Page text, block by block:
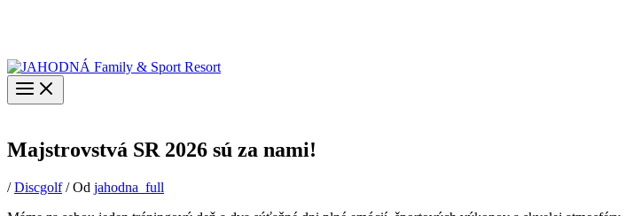
Majstrovstvá SR 2026 sú za nami!
/Discgolf/ Od jahodna_full